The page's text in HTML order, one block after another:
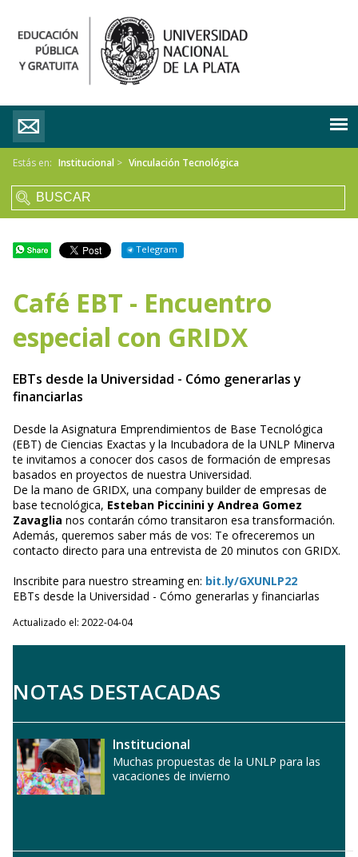
Estás en: Institucional > Vinculación Tecnológica
Telegram
Café EBT - Encuentro
especial con GRIDX
EBTs desde la Universidad - Cómo generarlas y
financiarlas
Desde la Asignatura Emprendimientos de Base Tecnológica
(EBT) de Ciencias Exactas y la Incubadora de la UNLP Minerva
te invitamos a conocer dos casos de formación de empresas
basados en proyectos de nuestra Universidad.
De la mano de GRIDX, una company builder de empresas de
base tecnológica, Esteban Piccinini y Andrea Gomez
Zavaglia nos contarán cómo transitaron esa transformación.
Además, queremos saber más de vos: Te ofreceremos un
contacto directo para una entrevista de 20 minutos con GRIDX.
Inscribite para nuestro streaming en: bit.ly/GXUNLP22
EBTs desde la Universidad - Cómo generarlas y financiarlas
Actualizado el: 2022-04-04
NOTAS DESTACADAS
Institucional
Muchas propuestas de la UNLP para las
vacaciones de invierno